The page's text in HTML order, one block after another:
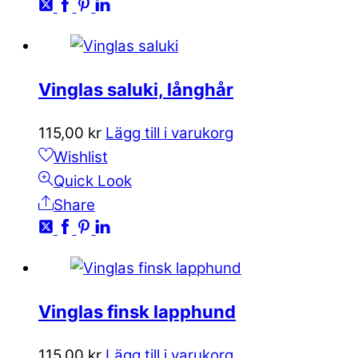
Vinglas saluki, långhår
115,00 kr Lägg till i varukorg
Wishlist
Quick Look
Share
Vinglas finsk lapphund